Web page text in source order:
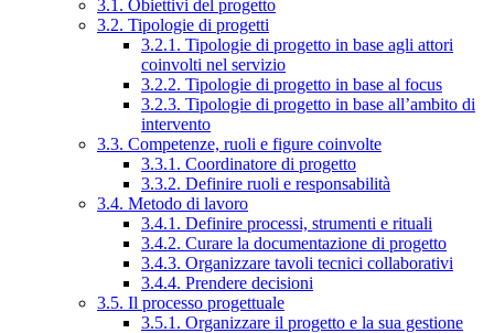
3.1. Obiettivi del progetto
3.2. Tipologie di progetti
3.2.1. Tipologie di progetto in base agli attori
coinvolti nel servizio
3.2.2. Tipologie di progetto in base al focus
3.2.3. Tipologie di progetto in base all’ambito di
intervento
3.3. Competenze, ruoli e figure coinvolte
3.3.1. Coordinatore di progetto
3.3.2. Definire ruoli e responsabilità
3.4. Metodo di lavoro
3.4.1. Definire processi, strumenti e rituali
3.4.2. Curare la documentazione di progetto
3.4.3. Organizzare tavoli tecnici collaborativi
3.4.4. Prendere decisioni
3.5. Il processo progettuale
3.5.1. Organizzare il progetto e la sua gestione